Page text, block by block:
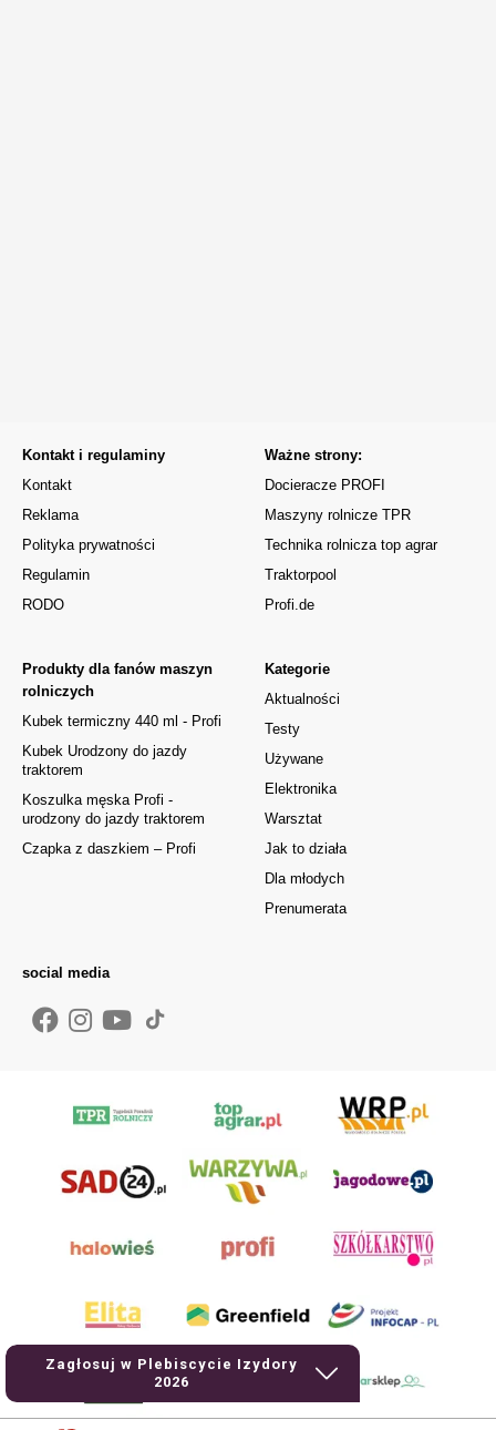
Zagłosuj w Plebiscycie Izydory
2026
Kontakt i regulaminy
Kontakt
Reklama
Polityka prywatności
Regulamin
RODO
Kategorie
Aktualności
Testy
Używane
Elektronika
Warsztat
Jak to działa
Dla młodych
Prenumerata
Produkty dla fanów maszyn
rolniczych
Kubek termiczny 440 ml - Profi
Kubek Urodzony do jazdy
traktorem
Koszulka męska Profi -
urodzony do jazdy traktorem
Czapka z daszkiem – Profi
Ważne strony:
Docieracze PROFI
Maszyny rolnicze TPR
Technika rolnicza top agrar
Traktorpool
Profi.de
social media